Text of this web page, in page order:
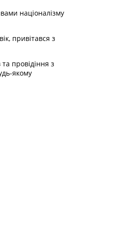
націоналізму
привітався з
провідіння з
якому